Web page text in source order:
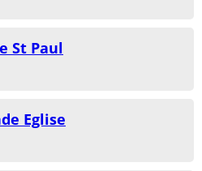
St Paul
Eglise